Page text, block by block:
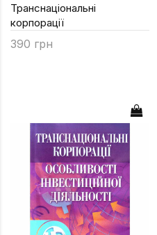
Транснаціональні
корпорації
390 грн